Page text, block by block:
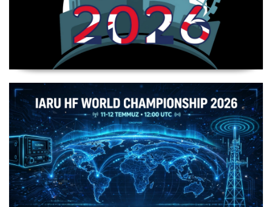
WRTC 2026 Şampiyonu Litvanya Takımı